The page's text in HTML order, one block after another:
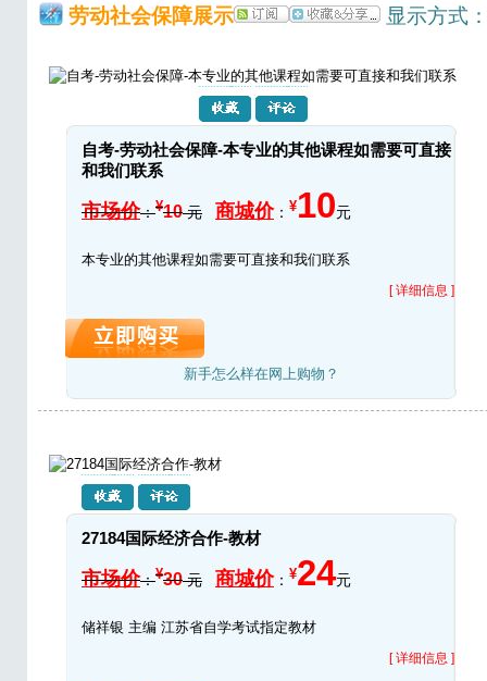
劳动社会保障展示 显示方式
自考-劳动社会保障-本专业的其他课程如需要可直接
和我们联系
市场价：¥10元 商城价： ¥10元
本专业的其他课程如需要可直接和我们联系
[ 详细信息 ]
新手怎么样在网上购物？
27184国际经济合作-教材
市场价：¥30元 商城价： ¥24元
储祥银 主编 江苏省自学考试指定教材
[ 详细信息 ]